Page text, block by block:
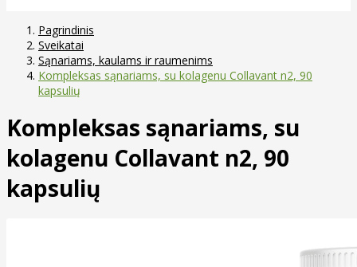
Pagrindinis
Sveikatai
Sąnariams, kaulams ir raumenims
Kompleksas sąnariams, su kolagenu Collavant n2, 90
kapsulių
Kompleksas sąnariams, su
kolagenu Collavant n2, 90
kapsulių